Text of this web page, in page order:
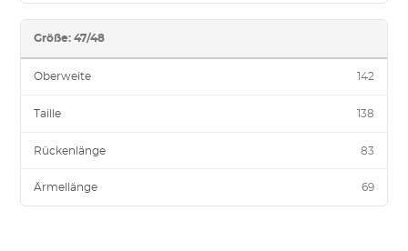
Größe: 47/48
Oberweite 142
Taille 138
Rückenlänge 83
Ärmellänge 69